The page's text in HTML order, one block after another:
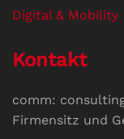
Digital & Mobility
Kontakt
comm:
Firmensitz und